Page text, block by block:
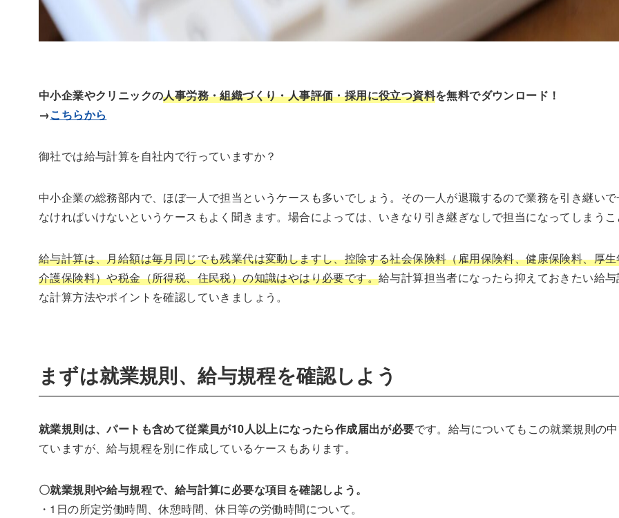
中小企業やクリニックの人事労務・組織づくり・人事評価・採用に役立つ資料を無料でダウンロード！
→こちらから
御社では給与計算を自社内で行っていますか？
中小企業の総務部内で、ほぼ一人で担当というケースも多いでしょう。その一人が退職するので業務を引き継い
なければいけないというケースもよく聞きます。場合によっては、いきなり引き継ぎなしで担当になってしまう
給与計算は、月給額は毎月同じでも残業代は変動しますし、控除する社会保険料（雇用保険料、健康保険料、厚
介護保険料）や税金（所得税、住民税）の知識はやはり必要です。給与計算担当者になったら抑えておきたい給
な計算方法やポイントを確認していきましょう。
まずは就業規則、給与規程を確認しよう
就業規則は、パートも含めて従業員が10人以上になったら作成届出が必要です。給与についてもこの就業規則の
ていますが、給与規程を別に作成しているケースもあります。
〇就業規則や給与規程で、給与計算に必要な項目を確認しよう。
・1日の所定労働時間、休憩時間、休日等の労働時間について。